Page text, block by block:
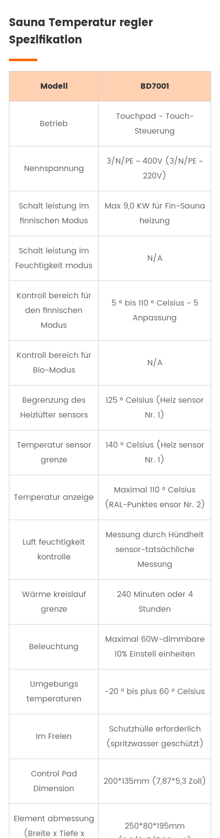
Sauna Temperatur regler
Spezifikation
Modell BD7001
Betrieb
Touchpad - Touch-
Steuerung
Nennspannung
3/N/PE ~ 400V (3/N/PE ~
220V)
Schalt leistung im
finnischen Modus
Max 9,0 KW für Fin-Sauna
heizung
Schalt leistung im
Feuchtigkeit modus
N/A
Kontroll bereich für
den finnischen
Modus
5 ° bis 110 ° Celsius - 5
Anpassung
Kontroll bereich für
Bio-Modus
N/A
Begrenzung des
Heizlüfter sensors
125 ° Celsius (Heiz sensor
Nr. 1)
Temperatur sensor
grenze
140 ° Celsius (Heiz sensor
Nr. 1)
Temperatur anzeige
Maximal 110 ° Celsius
(RAL-Punktes ensor Nr. 2)
Luft feuchtigkeit
kontrolle
Messung durch Hündheit
sensor-tatsächliche
Messung
Wärme kreislauf
grenze
240 Minuten oder 4
Stunden
Beleuchtung
Maximal 60W-dimmbare
10% Einstell einheiten
Umgebungs
temperaturen
-20 ° bis plus 60 ° Celsius
Im Freien
Schutzhülle erforderlich
(spritzwasser geschützt)
Control Pad
Dimension
200*135mm (7,87*5,3 Zoll)
Element abmessung
(Breite x Tiefe x
250*80*195mm